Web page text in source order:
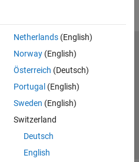
Netherlands(English)
Norway(English)
Österreich (Deutsch)
Portugal (English)
Sweden (English)
Switzerland
Deutsch
English
Informativa sulla privacy
Contatti
Inc.